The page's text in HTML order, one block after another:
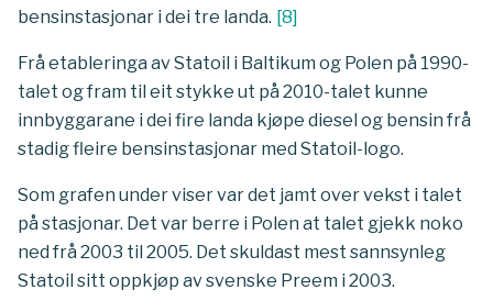
bensinstasjonar i dei tre landa. [8]
Frå etableringa av Statoil i Baltikum og Polen på 1990-
talet og fram til eit stykke ut på 2010-talet kunne
innbyggarane i dei fire landa kjøpe diesel og bensin frå
stadig fleire bensinstasjonar med Statoil-logo.
Som grafen under viser var det jamt over vekst i talet
på stasjonar. Det var berre i Polen at talet gjekk noko
ned frå 2003 til 2005. Det skuldast mest sannsynleg
Statoil sitt oppkjøp av svenske Preem i 2003.